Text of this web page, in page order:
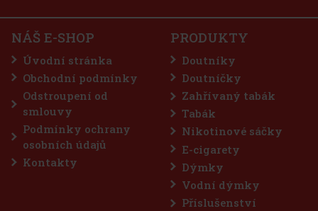
75 Kč
NÁŠ E-SHOP
Úvodní stránka
Obchodní podmínky
Odstroupení od
smlouvy
Podmínky ochrany
osobních údajů
Kontakty
PRODUKTY
Doutníky
Doutníčky
Zahřívaný tabák
Tabák
Nikotinové sáčky
E-cigarety
Dýmky
Vodní dýmky
Příslušenství